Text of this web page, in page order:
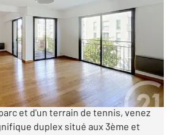
à vendre
€
HAUTS PAVES Au sein d'une
parfaitement entretenue,
et d'un terrain de tennis, venez
duplex situé aux 3ème et